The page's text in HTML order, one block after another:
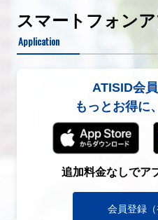
スマートフォン
Application
ATISID会
もっとお得に
追加料金なしでア
会員登録（